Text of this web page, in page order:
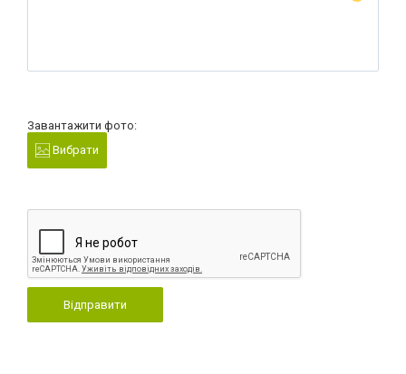
Завантажити фото:
Вибрати
Відправити